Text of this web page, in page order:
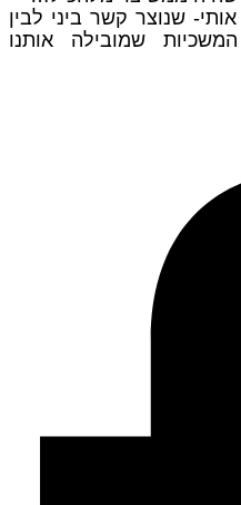
שנוצר קשר ביני לבין
שמובילה אותנו